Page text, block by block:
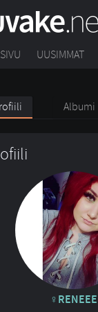
UUSIMMAT
Albumi
RENEEE